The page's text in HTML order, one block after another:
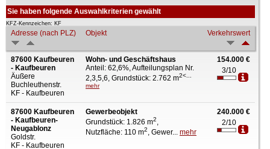
am Main
Immobiliensuche
nach Kreis
nach Amtsgericht
Sie haben folgende Auswahlkriterien gewählt
KFZ-Kennzeichen: KF
Adresse (nach PLZ) Objekt Verkehrswert
87600 Kaufbeuren
- Kaufbeuren
Äußere
Buchleuthenstr.
KF - Kaufbeuren
Wohn- und Geschäftshaus
Anteil: 62,6%, Aufteilungsplan Nr.
2,3,5,6, Grundstück: 2.762 m2<...
mehr
154.000 €
3/10
87600 Kaufbeuren
- Kaufbeuren-
Neugablonz
Goldstr.
KF - Kaufbeuren
Gewerbeobjekt
Grundstück: 1.826 m2,
Nutzfläche: 110 m2, Gewer... mehr
240.000 €
2/10